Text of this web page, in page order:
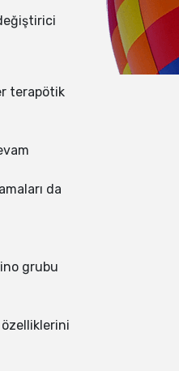
terapötik
da
grubu